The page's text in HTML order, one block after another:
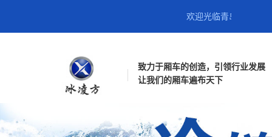
欢迎光临青岛雅凯汽车工贸有
致力于厢车的创造，引领行业发展
让我们的厢车遍布天下